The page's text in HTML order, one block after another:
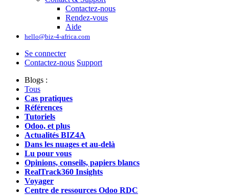
Contactez-nous
Rendez-vous
Aide
hello@biz-4-africa.com
Se connecter
Contactez-nous Support
Blogs :
Tous
Cas pratiques
Références
Tutoriels
Odoo, et plus
Actualités BIZ4A
Dans les nuages et au-delà
Lu pour vous
Opinions, conseils, papiers blancs
RealTrack360 Insights
Voyager
Centre de ressources Odoo RDC